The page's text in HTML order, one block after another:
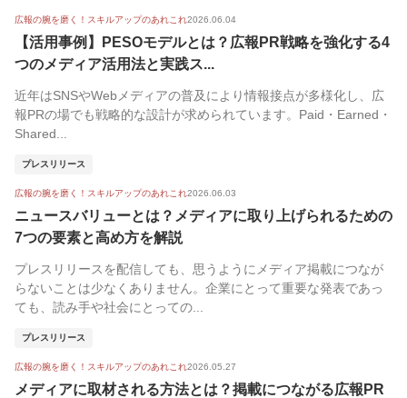
広報の腕を磨く！スキルアップのあれこれ2026.06.04
【活用事例】PESOモデルとは？広報PR戦略を強化する4
つのメディア活用法と実践ス...
近年はSNSやWebメディアの普及により情報接点が多様化し、広
報PRの場でも戦略的な設計が求められています。Paid・Earned・
Shared...
プレスリリース
広報の腕を磨く！スキルアップのあれこれ2026.06.03
ニュースバリューとは？メディアに取り上げられるための
7つの要素と高め方を解説
プレスリリースを配信しても、思うようにメディア掲載につなが
らないことは少なくありません。企業にとって重要な発表であっ
ても、読み手や社会にとっての...
プレスリリース
広報の腕を磨く！スキルアップのあれこれ2026.05.27
メディアに取材される方法とは？掲載につながる広報PR